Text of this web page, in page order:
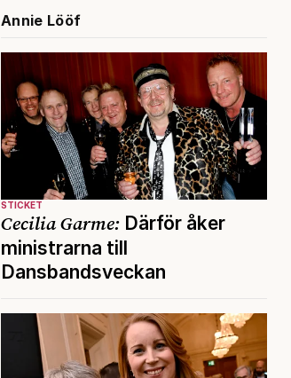
Annie Lööf
STICKET
Cecilia Garme: Därför åker
ministrarna till
Dansbandsveckan